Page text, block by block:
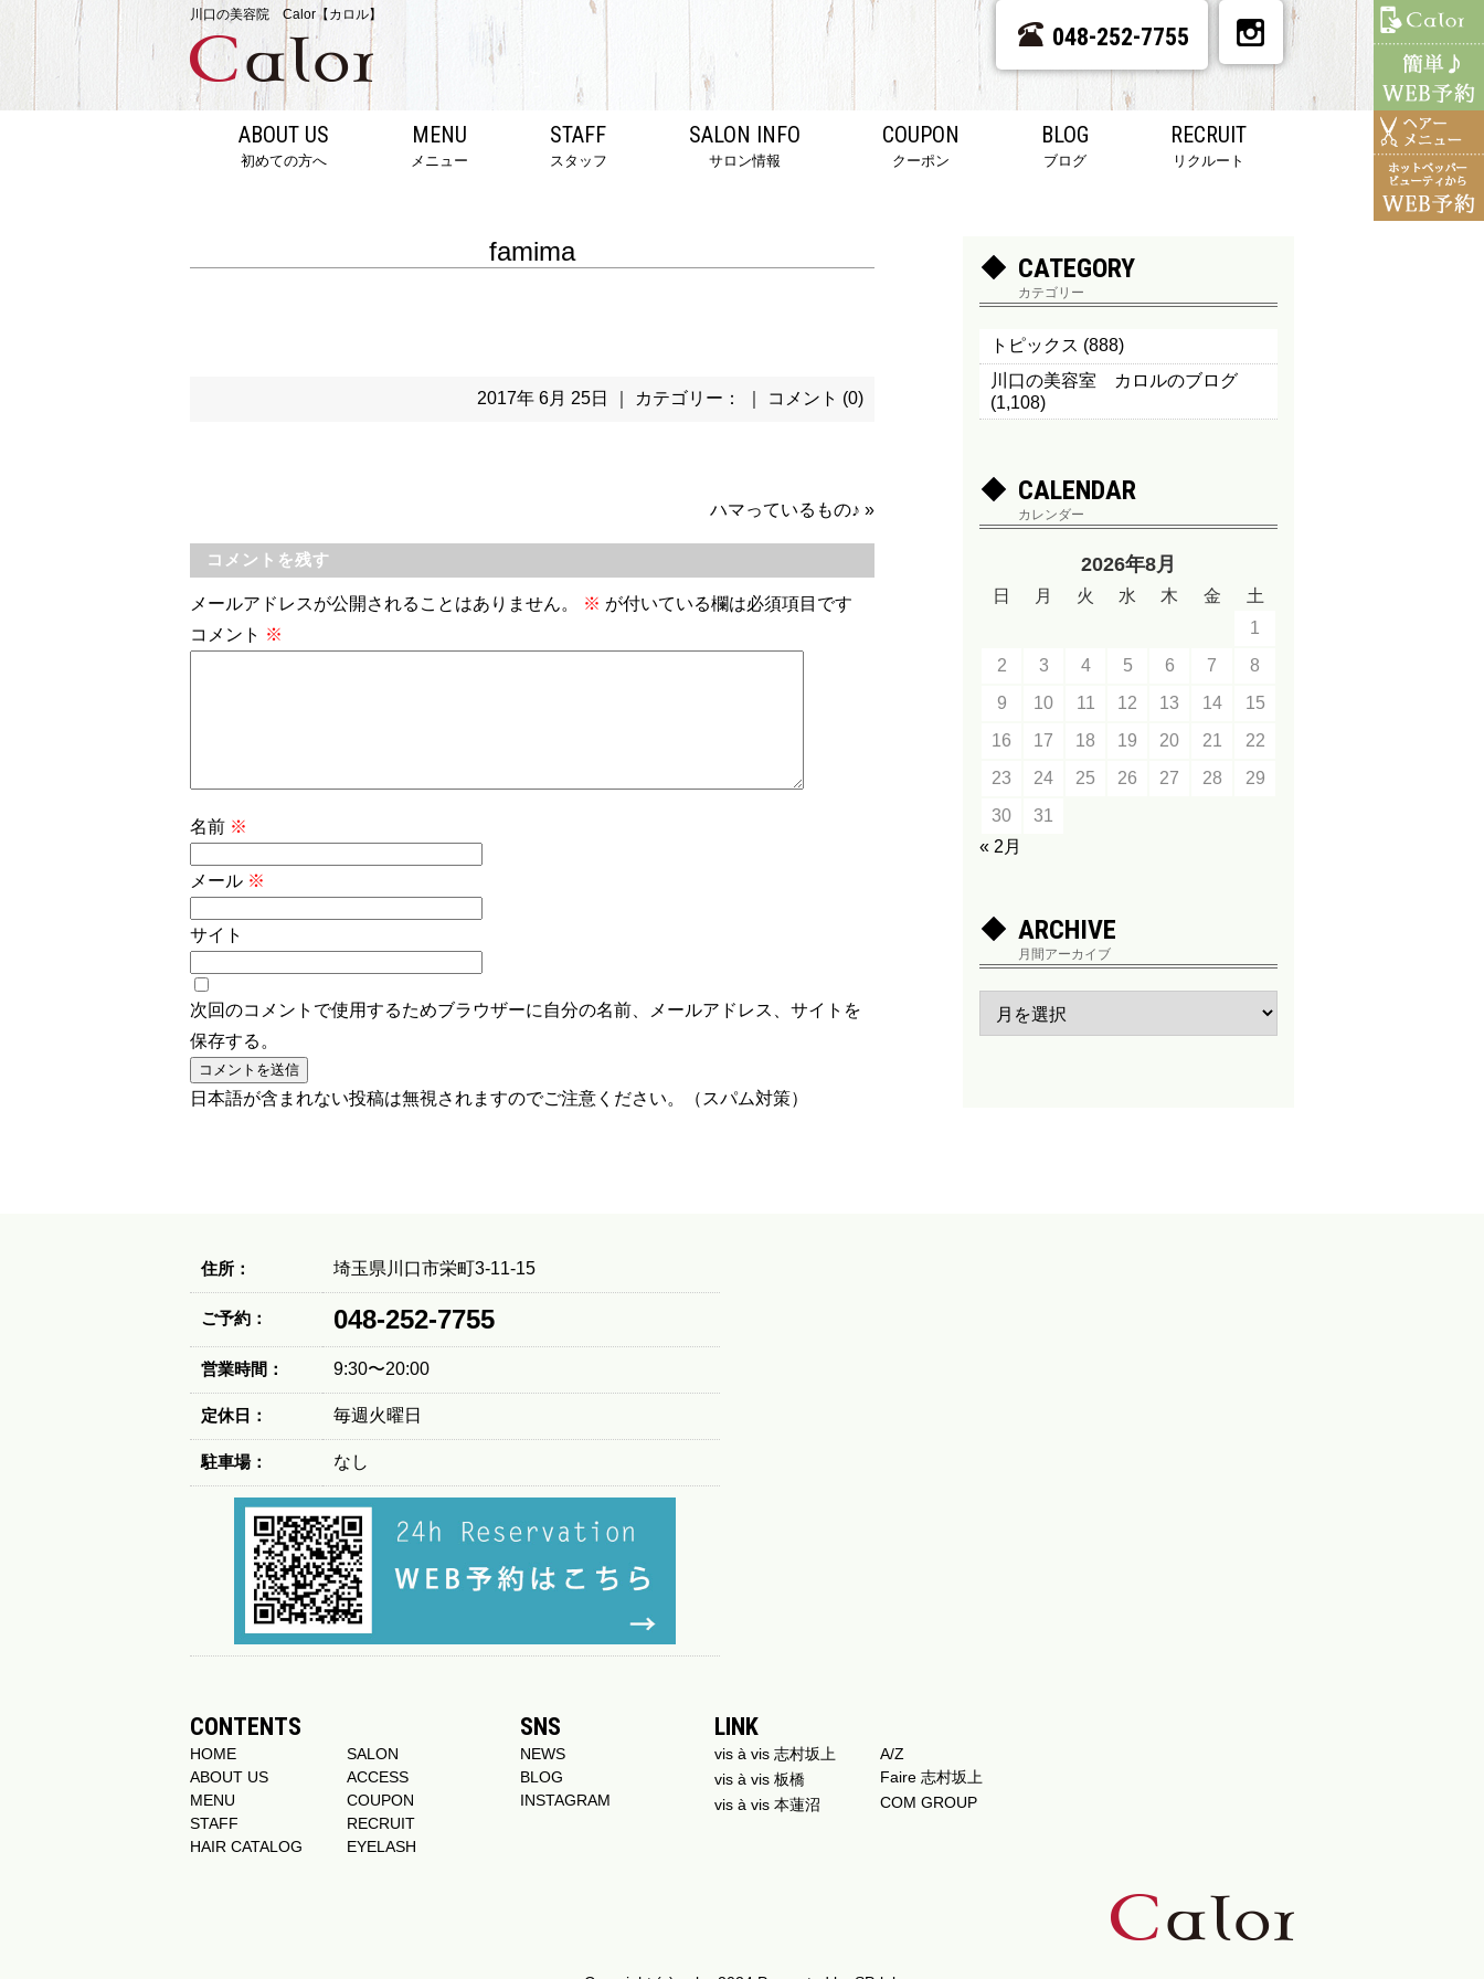
川口の美容院 Calor【カロル】
048-252-7755
ABOUT US
初めての方へ
MENU
メニュー
STAFF
スタッフ
SALON INFO
サロン情報
COUPON
クーポン
BLOG
ブログ
RECRUIT
リクルート
famima
2017年 6月 25日 ｜ カテゴリー： ｜ コメント (0)
ハマっているもの♪ »
コメントを残す
メールアドレスが公開されることはありません。 ※ が付いている欄は必須項目です
コメント ※
名前 ※
メール ※
サイト
次回のコメントで使用するためブラウザーに自分の名前、メールアドレス、サイトを
保存する。
日本語が含まれない投稿は無視されますのでご注意ください。（スパム対策）
CATEGORY
カテゴリー
トピックス (888)
川口の美容室 カロルのブログ
(1,108)
CALENDAR
カレンダー
2026年8月
日 月 火 水 木 金
土
1
2
3 4 5 6 7
8
9
10 11 12 13 14
15
16
17 18 19 20 21
22
23
24 25 26 27 28
29
30
31
« 2月
ARCHIVE
月間アーカイブ
住所： 埼玉県川口市栄町3-11-15
ご予約： 048-252-7755
営業時間： 9:30〜20:00
定休日： 毎週火曜日
駐車場： なし
CONTENTS
HOME
ABOUT US
MENU
STAFF
HAIR CATALOG
SALON
ACCESS
COUPON
RECRUIT
EYELASH
SNS
NEWS
BLOG
INSTAGRAM
LINK
vis à vis 志村坂上
vis à vis 板橋
vis à vis 本蓮沼
A/Z
Faire 志村坂上
COM GROUP